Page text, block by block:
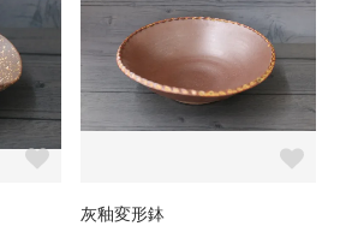
灰釉変形鉢